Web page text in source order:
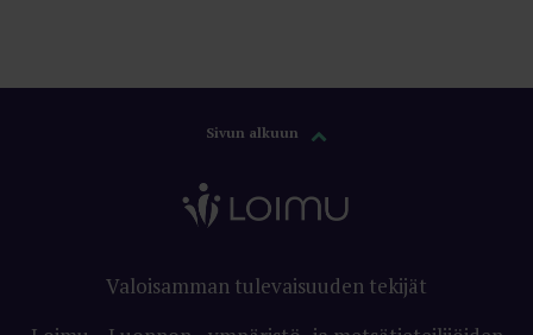
Sivun alkuun
Valoisamman tulevaisuuden tekijät